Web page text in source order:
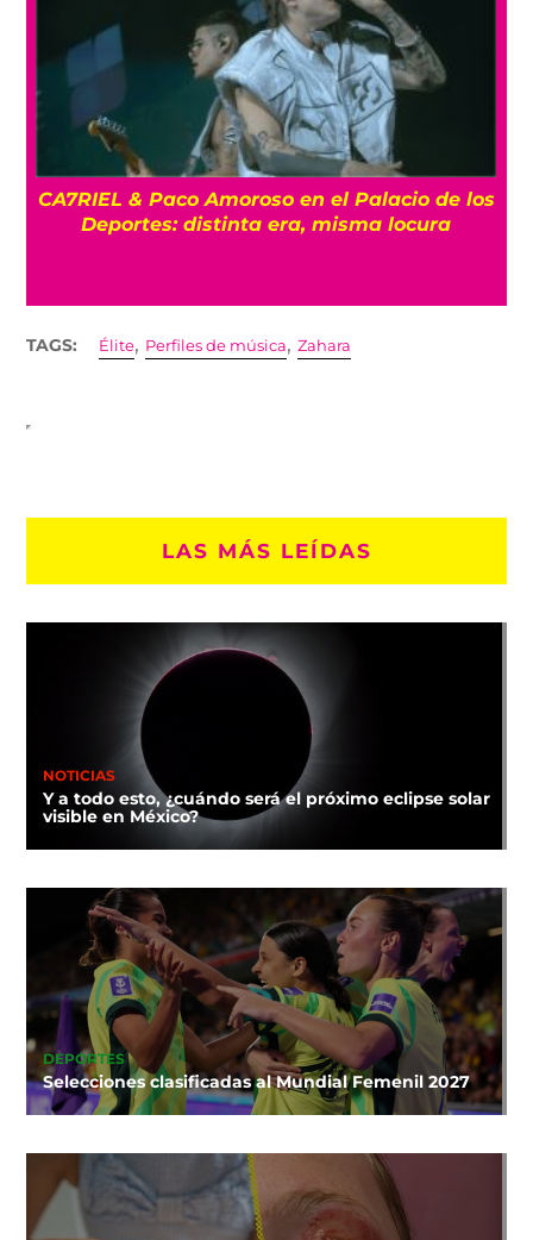
ENTREVISTA La despedida de Big Big Love:
Un último show en la Ciudad de México
TAGS: Élite, Perfiles de música,Zahara
LAS MÁS LEÍDAS
NOTICIAS
Y a todo esto, ¿cuándo será el próximo eclipse solar
visible en México?
DEPORTES
Selecciones clasificadas al Mundial Femenil 2027